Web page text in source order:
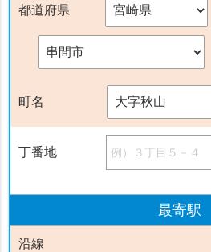
都道府県
町名
丁番地
最寄駅
沿線